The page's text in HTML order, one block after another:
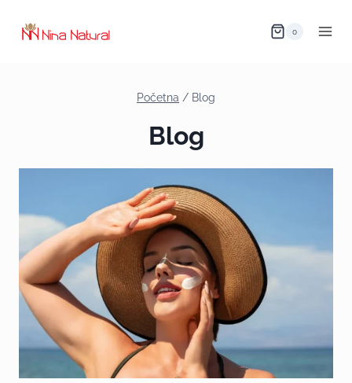
0
Početna / Blog
Blog